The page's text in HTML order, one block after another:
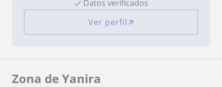
Datos verificados
Ver perfil
Zona de Yanira